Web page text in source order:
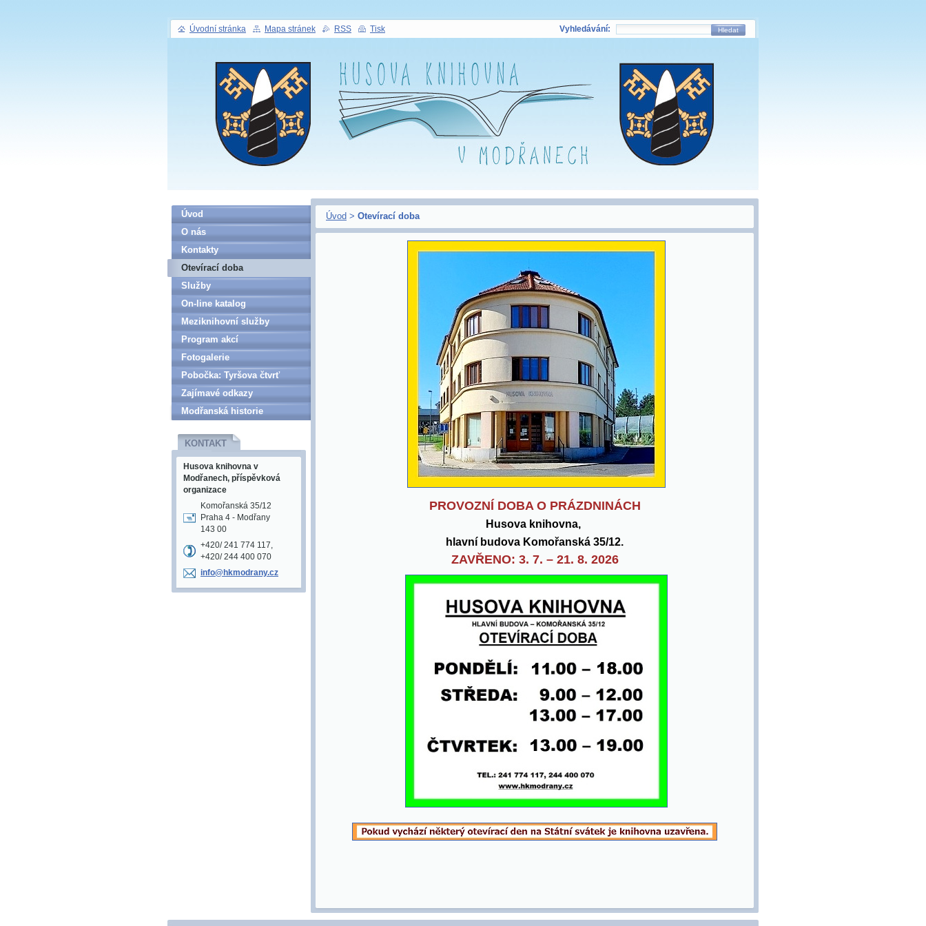
Úvod > Otevírací doba
PROVOZNÍ DOBA O PRÁZDNINÁCH
Husova knihovna,
hlavní budova Komořanská 35/12.
ZAVŘENO: 3. 7. – 21. 8. 2026
Úvod
O nás
Kontakty
Otevírací doba
Služby
On-line katalog
Meziknihovní služby
Program akcí
Fotogalerie
Pobočka: Tyršova čtvrť
Zajímavé odkazy
Modřanská historie
KONTAKT
Husova knihovna v
Modřanech, příspěvková
organizace
Komořanská 35/12
Praha 4 - Modřany
143 00
+420/ 241 774 117,
+420/ 244 400 070
info@hkmodrany.cz
Úvodní stránka Mapa stránek RSS Tisk Vyhledávání: Hledat